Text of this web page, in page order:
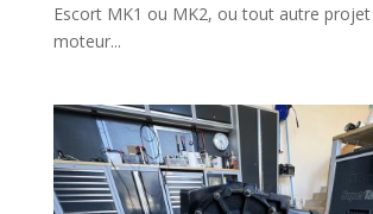
Escort MK1 ou MK2, ou tout autre
moteur...